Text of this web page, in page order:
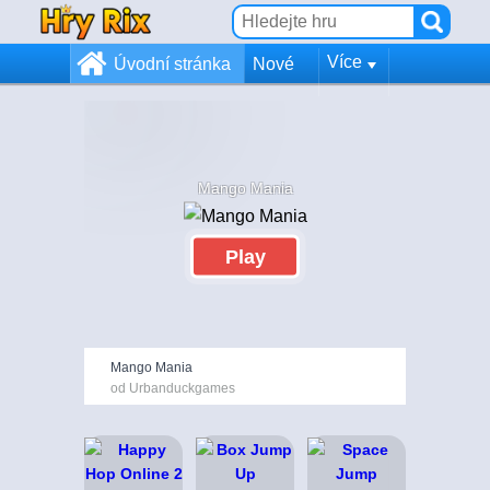
Úvodní stránka Nové Více
Mango Mania
Play
Mango Mania
od Urbanduckgames